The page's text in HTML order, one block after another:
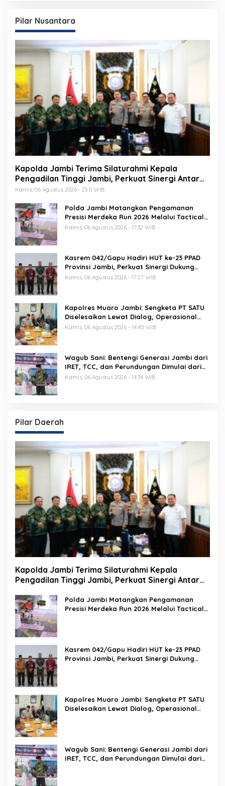
Pilar Nusantara
Kapolda Jambi Terima Silaturahmi Kepala
Pengadilan Tinggi Jambi, Perkuat Sinergi Antar
Lembaga Penegak Hukum
Kamis, 06 Agustus 2026 - 23:11 WIB
Polda Jambi Matangkan Pengamanan
Presisi Merdeka Run 2026 Melalui Tactical
Floor Game
Kamis, 06 Agustus 2026 - 17:32 WIB
Kasrem 042/Gapu Hadiri HUT ke-23 PPAD
Provinsi Jambi, Perkuat Sinergi Dukung
Program Pemerintah
Kamis, 06 Agustus 2026 - 17:27 WIB
Kapolres Muaro Jambi: Sengketa PT SATU
Diselesaikan Lewat Dialog, Operasional
PKS Tetap Berjalan
Kamis, 06 Agustus 2026 - 14:45 WIB
Wagub Sani: Bentengi Generasi Jambi dari
IRET, TCC, dan Perundungan Dimulai dari
Sekolah
Kamis, 06 Agustus 2026 - 14:34 WIB
Pilar Daerah
Kapolda Jambi Terima Silaturahmi Kepala
Pengadilan Tinggi Jambi, Perkuat Sinergi Antar
Polda Jambi Matangkan Pengamanan
Presisi Merdeka Run 2026 Melalui Tactical
Kasrem 042/Gapu Hadiri HUT ke-23 PPAD
Provinsi Jambi, Perkuat Sinergi Dukung
Kapolres Muaro Jambi: Sengketa PT SATU
Diselesaikan Lewat Dialog, Operasional
Wagub Sani: Bentengi Generasi Jambi dari
IRET, TCC, dan Perundungan Dimulai dari